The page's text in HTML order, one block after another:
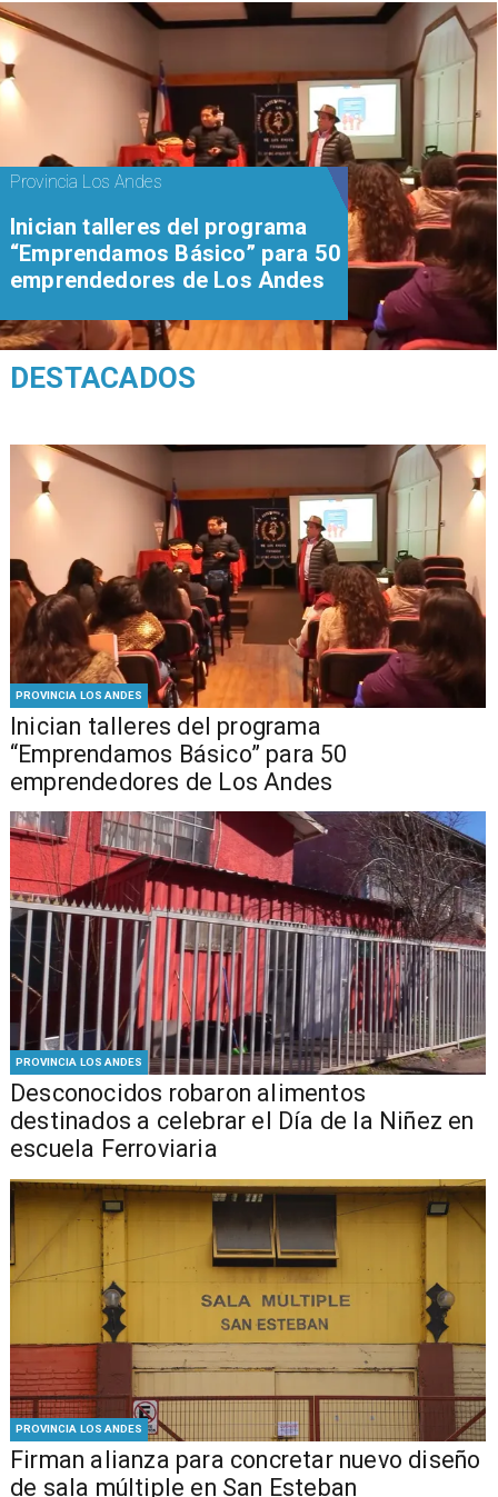
PROVINCIA LOS ANDES
Inician talleres del programa
“Emprendamos Básico” para 50
emprendedores de Los Andes
PROVINCIA LOS ANDES
Desconocidos robaron alimentos
destinados a celebrar el Día de la Niñez en
escuela Ferroviaria
PROVINCIA LOS ANDES
​​Firman alianza para concretar nuevo diseño
de sala múltiple en San Esteban
Provincia Los Andes
Inician talleres del programa
“Emprendamos Básico” para 50
emprendedores de Los Andes
DESTACADOS